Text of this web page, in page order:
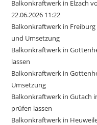
Balkonkraftwerk in Elzach
22.06.2026 11:22
Balkonkraftwerk in
und Umsetzung
Balkonkraftwerk in
lassen
Balkonkraftwerk in
Umsetzung
Balkonkraftwerk in Gutach
prüfen lassen
Balkonkraftwerk in